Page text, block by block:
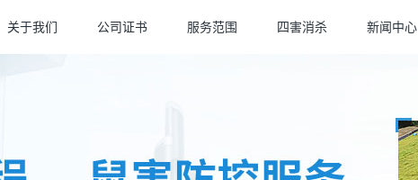
关于我们 公司证书 服务范围 四害消杀 新闻中心